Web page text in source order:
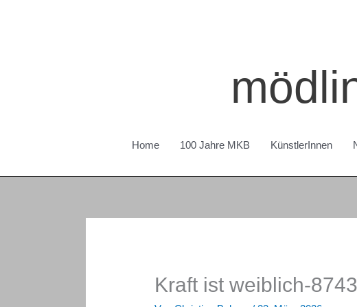
Home 100 Jahre MKB KünstlerInnen
Kraft ist weiblich-8743